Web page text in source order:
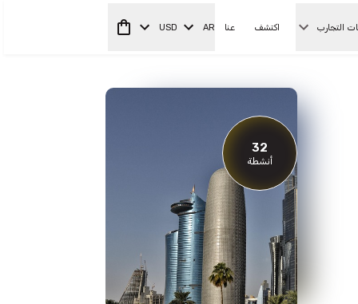
التجارب اكتشف عنا AR
USD
32
أنشطة